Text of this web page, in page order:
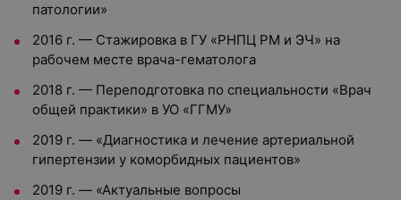
патологии»
2016 г. — Стажировка в ГУ «РНПЦ РМ и ЭЧ» на
рабочем месте врача-гематолога
2018 г. — Переподготовка по специальности «Врач
общей практики» в УО «ГГМУ»
2019 г. — «Диагностика и лечение артериальной
гипертензии у коморбидных пациентов»
2019 г. — «Актуальные вопросы